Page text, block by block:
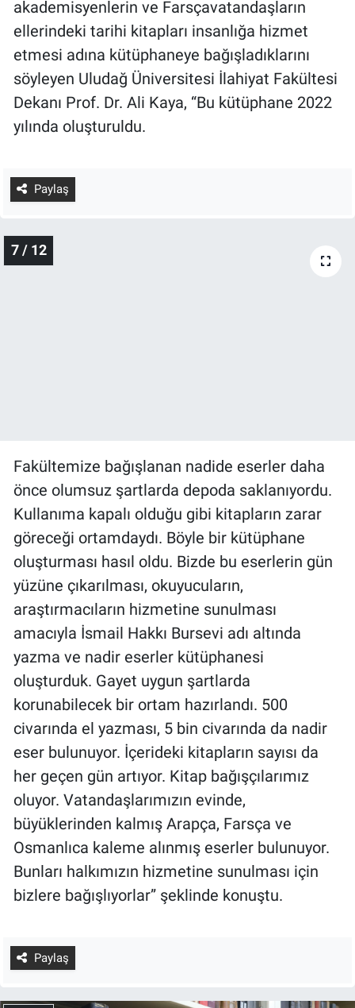
akademisyenlerin ve Farsçavatandaşların
ellerindeki tarihi kitapları insanlığa hizmet
etmesi adına kütüphaneye bağışladıklarını
söyleyen Uludağ Üniversitesi İlahiyat Fakültesi
Dekanı Prof. Dr. Ali Kaya, “Bu kütüphane 2022
yılında oluşturuldu.
Paylaş
7 / 12
Fakültemize bağışlanan nadide eserler daha
önce olumsuz şartlarda depoda saklanıyordu.
Kullanıma kapalı olduğu gibi kitapların zarar
göreceği ortamdaydı. Böyle bir kütüphane
oluşturması hasıl oldu. Bizde bu eserlerin gün
yüzüne çıkarılması, okuyucuların,
araştırmacıların hizmetine sunulması
amacıyla İsmail Hakkı Bursevi adı altında
yazma ve nadir eserler kütüphanesi
oluşturduk. Gayet uygun şartlarda
korunabilecek bir ortam hazırlandı. 500
civarında el yazması, 5 bin civarında da nadir
eser bulunuyor. İçerideki kitapların sayısı da
her geçen gün artıyor. Kitap bağışçılarımız
oluyor. Vatandaşlarımızın evinde,
büyüklerinden kalmış Arapça, Farsça ve
Osmanlıca kaleme alınmış eserler bulunuyor.
bizlere bağışlıyorlar” şeklinde konuştu.
Paylaş